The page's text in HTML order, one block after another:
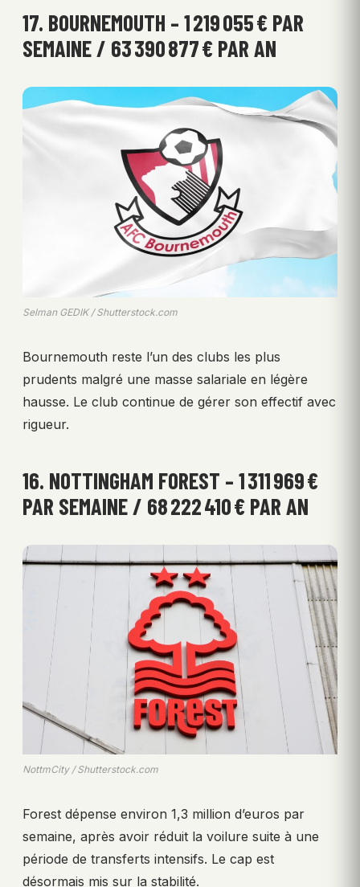
17. BOURNEMOUTH – 1 219 055 € PAR
SEMAINE / 63 390 877 € PAR AN
Selman GEDIK / Shutterstock.com
Bournemouth reste l’un des clubs les plus
prudents malgré une masse salariale en légère
hausse. Le club continue de gérer son effectif avec
rigueur.
16. NOTTINGHAM FOREST – 1 311 969 €
PAR SEMAINE / 68 222 410 € PAR AN
NottmCity / Shutterstock.com
Forest dépense environ 1,3 million d’euros par
semaine, après avoir réduit la voilure suite à une
période de transferts intensifs. Le cap est
désormais mis sur la stabilité.